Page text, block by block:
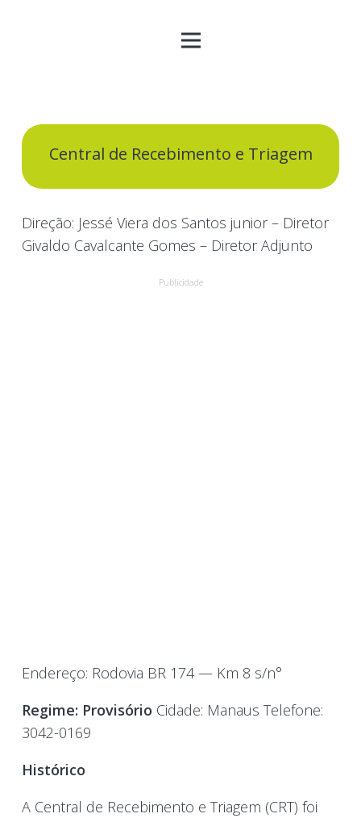
Central de Recebimento e Triagem
Direção: Jessé Viera dos Santos junior – Diretor
Givaldo Cavalcante Gomes – Diretor Adjunto
Publicidade
Endereço: Rodovia BR 174 — Km 8 s/n°
Regime: Provisório Cidade: Manaus Telefone:
3042-0169
Histórico
A Central de Recebimento e Triagem (CRT) foi